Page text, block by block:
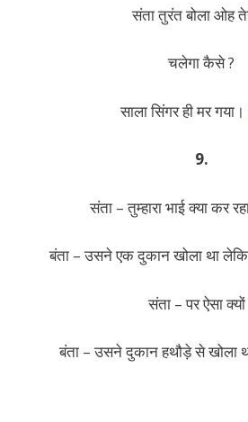
संता तुरंत बोला ओह
चलेगा कैसे ?
साला सिंगर ही मर गया।
9.
संता – तुम्हारा भाई क्या कर
बंता – उसने एक दुकान खोला था
संता – पर ऐसा क्यों
बंता – उसने दुकान हथौड़े से खोला